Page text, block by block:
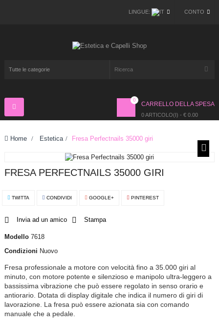
CONTO
LINGUE:
CARRELLO DELLA SPESA
0 ARTICOLO(I) - € 0.00
0
Navigazione
Toggle
Home > Estetica > Fresa Perfectnails 35000 giri
FRESA PERFECTNAILS 35000 GIRI
TWITTA CONDIVIDI GOOGLE+ PINTEREST
Invia ad un amico Stampa
Modello 7618
Condizioni Nuovo
Fresa professionale a motore con velocità fino a 35.000 giri al
minuto, con motore potente e silenzioso e manipolo ultra-leggero a
bassissima vibrazione che può essere regolato in senso orario e
antiorario. Dotata di display digitale che indica il numero di giri di
lavorazione. La fresa può essere azionata sia con comando
manuale che a pedale.